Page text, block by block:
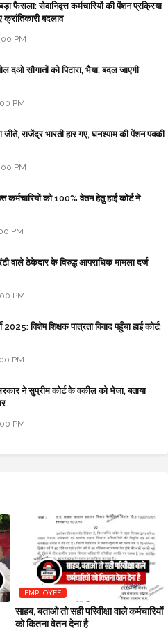
फैसला: सेवानिवृत्त कर्मचारियों की पेंशन प्रक्रिया
बदलाव
PM
दओ सौगातों को पिटारा, भैया, बदल जाएगी
PM
जीते, राजेंद्र भारती हार गए, घनश्याम की पेंशन पक्की
PM
कर्मचारियों को 100% वेतन हेतु हाई कोर्ट ने
PM
वाले ठेकेदार के विरुद्ध आपराधिक मामला दर्ज
PM
2025: विशेष शिक्षक पात्रता विवाद पहुँचा हाई कोर्ट;
PM
ने सुप्रीम कोर्ट के वकील को भेजा, बताया
PM
EMPLOYEE
साहब, बताओ तो सही परिवीक्षा वाले कर्मचारियों
को कितना वेतन देना है